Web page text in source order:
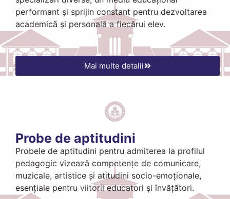
performant și sprijin constant pentru dezvoltarea
academică și personală a fiecărui elev.
Mai multe detalii
Probe de aptitudini
Probele de aptitudini pentru admiterea la profilul
pedagogic vizează competențe de comunicare,
muzicale, artistice și atitudini socio-emoționale,
esențiale pentru viitorii educatori și învățători.